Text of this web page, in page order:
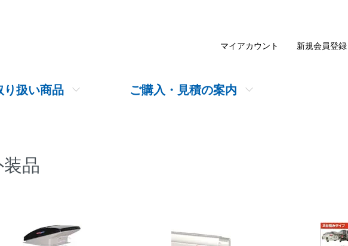
り扱い商品 ご購入・見積の案内
マイアカウント 新規会員登録
品